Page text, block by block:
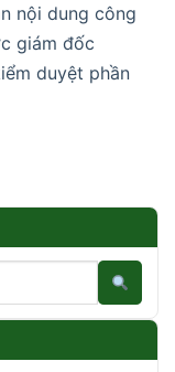
nội dung công
giám đốc
duyệt phần